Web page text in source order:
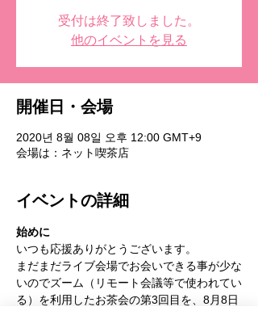
受付は終了致しました。
他のイベントを見る
開催日・会場
2020년 8월 08일 오후 12:00 GMT+9
会場は：ネット喫茶店
イベントの詳細
始めに
いつも応援ありがとうございます。
まだまだライブ会場でお会いできる事が少な
いのでズーム（リモート会議等で使われてい
る）を利用したお茶会の第3回目を、8月8日